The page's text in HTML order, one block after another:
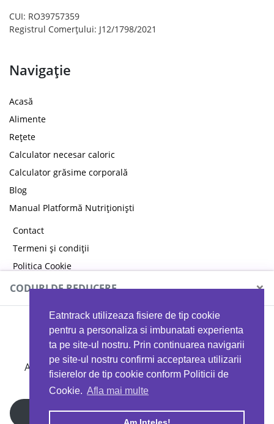
Eatntrack utilizeaza fisiere de tip cookie
pentru a personaliza si imbunatati experienta
ta pe site-ul nostru. Prin continuarea navigarii
pe site-ul nostru confirmi acceptarea utilizarii
fisierelor de tip cookie conform Politicii de
Cookie. Afla mai multe
CUI: RO39757359
Registrul Comerțului: J12/1798/2021
Navigație
Acasă
Alimente
Rețete
Calculator necesar caloric
Calculator grăsime corporală
Blog
Manual Platformă Nutriționiști
Contact
Termeni și condiții
Politica Cookie
Politica de confidențialitate
CODURI DE REDUCERE ×
MYPROTEIN
Ai 40%reducere la orice comandă folosind codul
EATTRACK
Profită acum